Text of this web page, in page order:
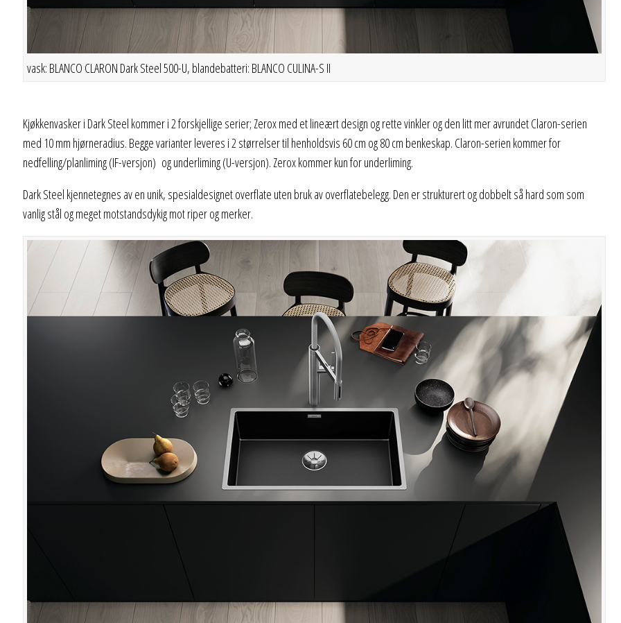
vask: BLANCO CLARON Dark Steel 500-U, blandebatteri: BLANCO CULINA-S II
Kjøkkenvasker i Dark Steel kommer i 2 forskjellige serier; Zerox med et lineært design og rette vinkler og den litt mer avrundet Claron-serien
med 10 mm hjørneradius. Begge varianter leveres i 2 størrelser til henholdsvis 60 cm og 80 cm benkeskap. Claron-serien kommer for
nedfelling/planliming (IF-versjon) og underliming (U-versjon). Zerox kommer kun for underliming.
Dark Steel kjennetegnes av en unik, spesialdesignet overflate uten bruk av overflatebelegg. Den er strukturert og dobbelt så hard som som
vanlig stål og meget motstandsdykig mot riper og merker.